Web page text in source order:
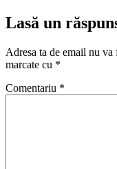
Lasă un
Adresa ta de email nu va
marcate cu *
Comentariu *